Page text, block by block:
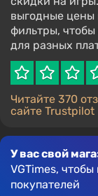
выгодные цены
фильтры, чтобы
для разных
Читайте 370
сайте Trustpilot
У вас свой
VGTimes,
покупателей